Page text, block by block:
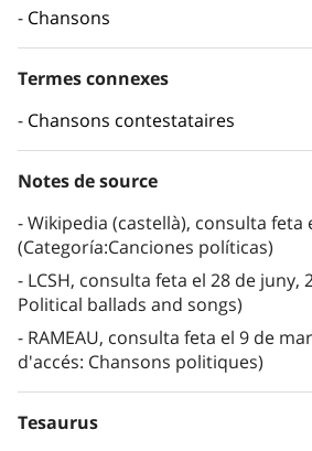
Chansons
Termes connexes
Chansons contestataires
Notes de source
Wikipedia (castellà), consulta feta
(Categoría:Canciones políticas)
LCSH, consulta feta el 28 de juny,
Political ballads and songs)
RAMEAU, consulta feta el 9 de
d'accés: Chansons politiques)
Tesaurus